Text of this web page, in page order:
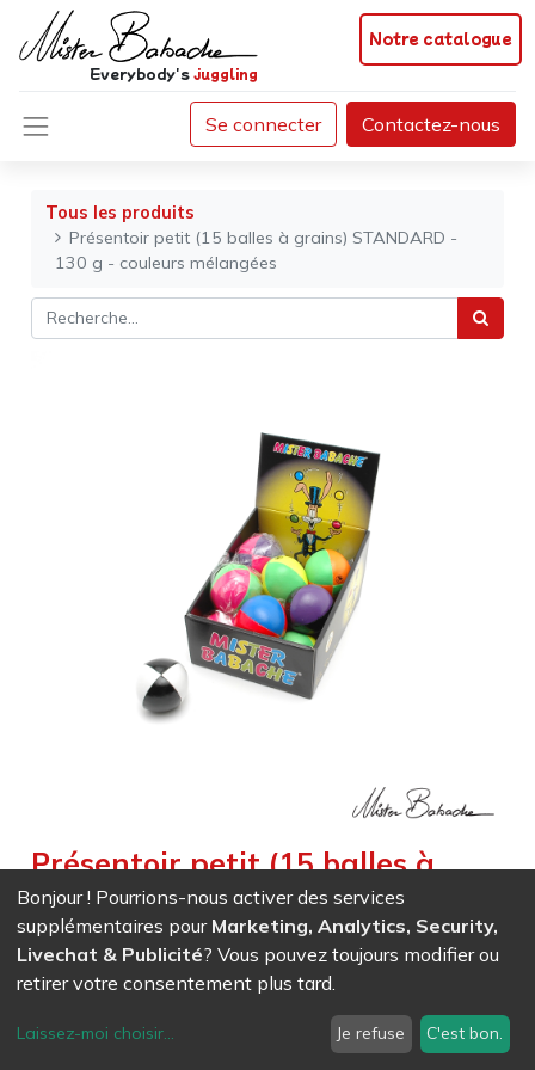
Notre catalogue
Everybody'sjuggling
Se connecter Contactez-nous
Tous les produits
Présentoir petit (15 balles à grains) STANDARD -
130 g - couleurs mélangées
Présentoir petit (15 balles à
grains) STANDARD - 130 g -
couleurs mélangées
promotion en point de vente Dimensions :170x230x120mm
Bonjour ! Pourrions-nous activer des services
supplémentaires pour Marketing, Analytics, Security,
Livechat & Publicité? Vous pouvez toujours modifier ou
retirer votre consentement plus tard.
Laissez-moi choisir... Je refuse C'est bon.